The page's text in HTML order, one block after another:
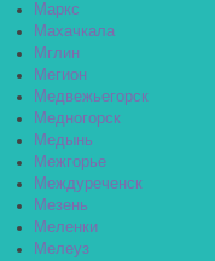
Маркс
Махачкала
Мглин
Мегион
Медвежьегорск
Медногорск
Медынь
Межгорье
Междуреченск
Мезень
Меленки
Мелеуз